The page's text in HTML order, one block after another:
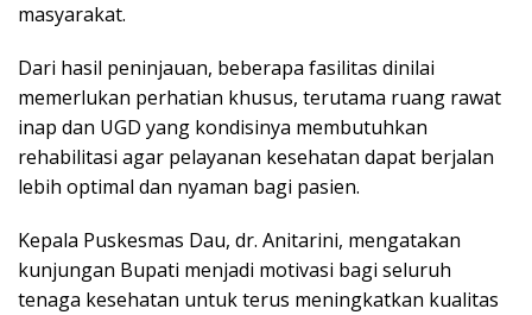
masyarakat.
Dari hasil peninjauan, beberapa fasilitas dinilai
memerlukan perhatian khusus, terutama ruang rawat
inap dan UGD yang kondisinya membutuhkan
rehabilitasi agar pelayanan kesehatan dapat berjalan
lebih optimal dan nyaman bagi pasien.
Kepala Puskesmas Dau, dr. Anitarini, mengatakan
kunjungan Bupati menjadi motivasi bagi seluruh
tenaga kesehatan untuk terus meningkatkan kualitas